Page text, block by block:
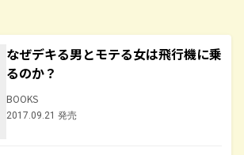
なぜデキる男とモテる女は飛行機に乗
るのか？
BOOKS
2017.09.21 発売